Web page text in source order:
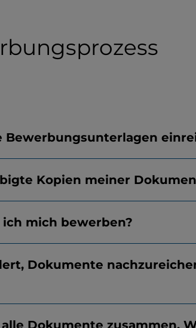
Bewerbungsunterlagen
Kopien meiner
mich bewerben?
Dokumente
Dokumente zusammen.